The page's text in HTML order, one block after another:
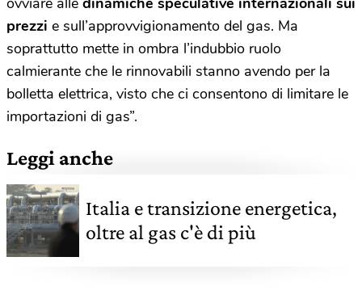
prezzi e sull’approvvigionamento del gas. Ma
soprattutto mette in ombra l’indubbio ruolo
calmierante che le rinnovabili stanno avendo per la
bolletta elettrica, visto che ci consentono di limitare le
importazioni di gas”.
Leggi anche
Italia e transizione energetica,
oltre al gas c'è di più